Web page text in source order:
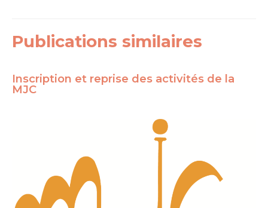
Publications similaires
Inscription et reprise des activités de la
MJC